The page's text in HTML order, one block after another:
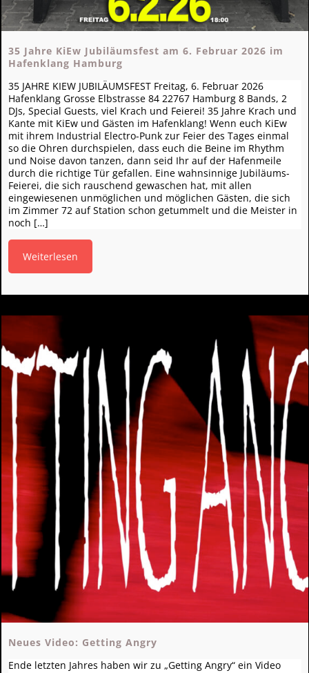
35 Jahre KiEw Jubiläumsfest am 6. Februar 2026 im
Hafenklang Hamburg
35 JAHRE KIEW JUBILÄUMSFEST Freitag, 6. Februar 2026
Hafenklang Grosse Elbstrasse 84 22767 Hamburg 8 Bands, 2
DJs, Special Guests, viel Krach und Feierei! 35 Jahre Krach und
Kante mit KiEw und Gästen im Hafenklang! Wenn euch KiEw
mit ihrem Industrial Electro-Punk zur Feier des Tages einmal
so die Ohren durchspielen, dass euch die Beine im Rhythm
und Noise davon tanzen, dann seid Ihr auf der Hafenmeile
durch die richtige Tür gefallen. Eine wahnsinnige Jubiläums-
Feierei, die sich rauschend gewaschen hat, mit allen
eingewiesenen unmöglichen und möglichen Gästen, die sich
im Zimmer 72 auf Station schon getummelt und die Meister in
noch […]
Weiterlesen
Neues Video: Getting Angry
Ende letzten Jahres haben wir zu „Getting Angry“ ein Video